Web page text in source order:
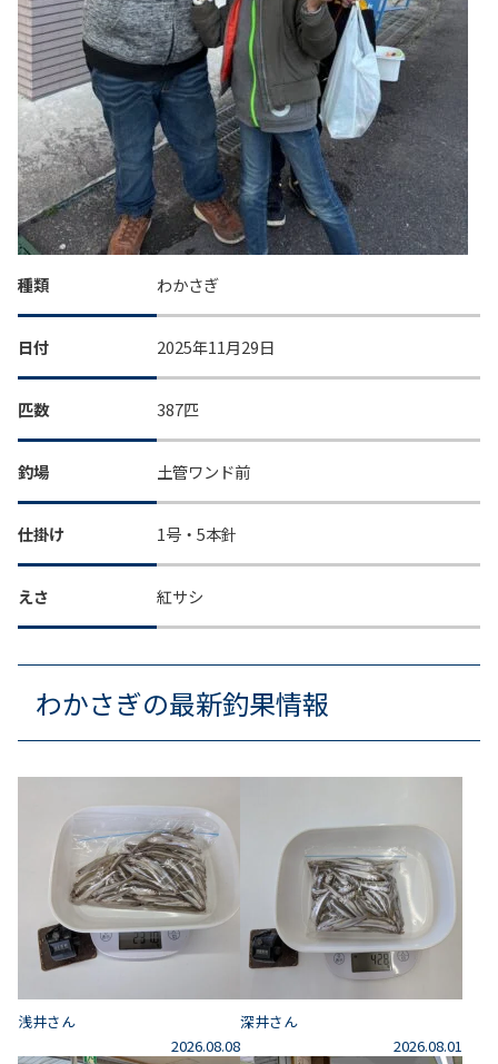
種類 わかさぎ
日付 2025年11月29日
匹数 387匹
釣場 土管ワンド前
仕掛け 1号・5本針
えさ 紅サシ
わかさぎの最新釣果情報
浅井さん
2026.08.08
深井さん
2026.08.01